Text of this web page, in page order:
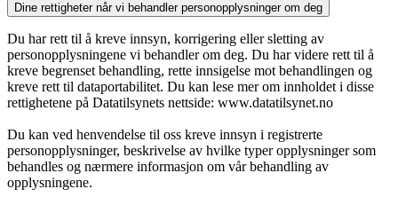
Dine rettigheter når vi behandler personopplysninger om deg
Du har rett til å kreve innsyn, korrigering eller sletting av
personopplysningene vi behandler om deg. Du har videre rett til å
kreve begrenset behandling, rette innsigelse mot behandlingen og
kreve rett til dataportabilitet. Du kan lese mer om innholdet i disse
rettighetene på Datatilsynets nettside: www.datatilsynet.no
Du kan ved henvendelse til oss kreve innsyn i registrerte
personopplysninger, beskrivelse av hvilke typer opplysninger som
behandles og nærmere informasjon om vår behandling av
opplysningene.